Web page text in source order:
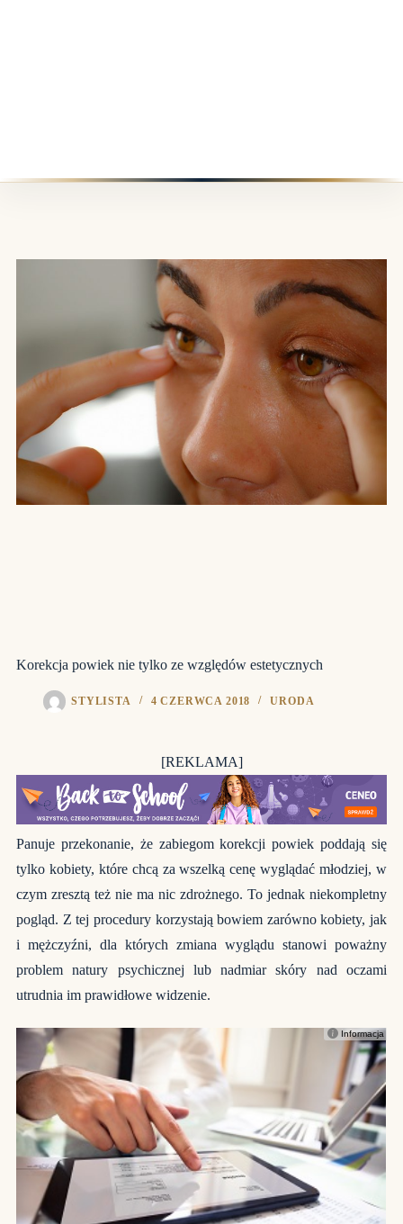
Korekcja powiek nie tylko ze względów estetycznych
STYLISTA 4 CZERWCA 2018 URODA
[REKLAMA]
Panuje przekonanie, że zabiegom korekcji powiek poddają się
tylko kobiety, które chcą za wszelką cenę wyglądać młodziej, w
czym zresztą też nie ma nic zdrożnego. To jednak niekompletny
pogląd. Z tej procedury korzystają bowiem zarówno kobiety, jak
i mężczyźni, dla których zmiana wyglądu stanowi poważny
problem natury psychicznej lub nadmiar skóry nad oczami
utrudnia im prawidłowe widzenie.